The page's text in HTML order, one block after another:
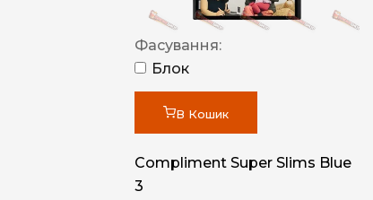
Фасування:
Блок
В Кошик
Compliment Super Slims Blue
3